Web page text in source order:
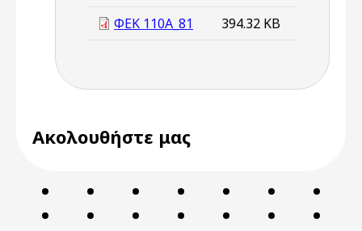
ΦΕΚ 110Α_81 394.32 KB
Ακολουθήστε μας